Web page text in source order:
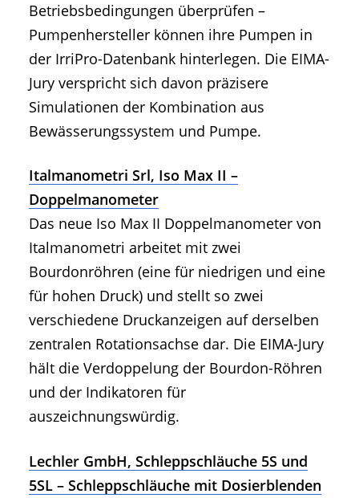
Betriebsbedingungen überprüfen –
Pumpenhersteller können ihre Pumpen in
der IrriPro-Datenbank hinterlegen. Die EIMA-
Jury verspricht sich davon präzisere
Simulationen der Kombination aus
Bewässerungssystem und Pumpe.
Italmanometri Srl, Iso Max II –
Doppelmanometer
Das neue Iso Max II Doppelmanometer von
Italmanometri arbeitet mit zwei
Bourdonröhren (eine für niedrigen und eine
für hohen Druck) und stellt so zwei
verschiedene Druckanzeigen auf derselben
zentralen Rotationsachse dar. Die EIMA-Jury
hält die Verdoppelung der Bourdon-Röhren
und der Indikatoren für
auszeichnungswürdig.
Lechler GmbH, Schleppschläuche 5S und
5SL – Schleppschläuche mit Dosierblenden